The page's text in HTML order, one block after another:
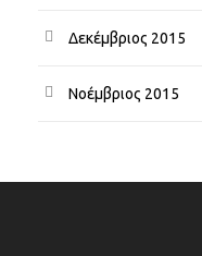
Δεκέμβριος 2015
Νοέμβριος 2015